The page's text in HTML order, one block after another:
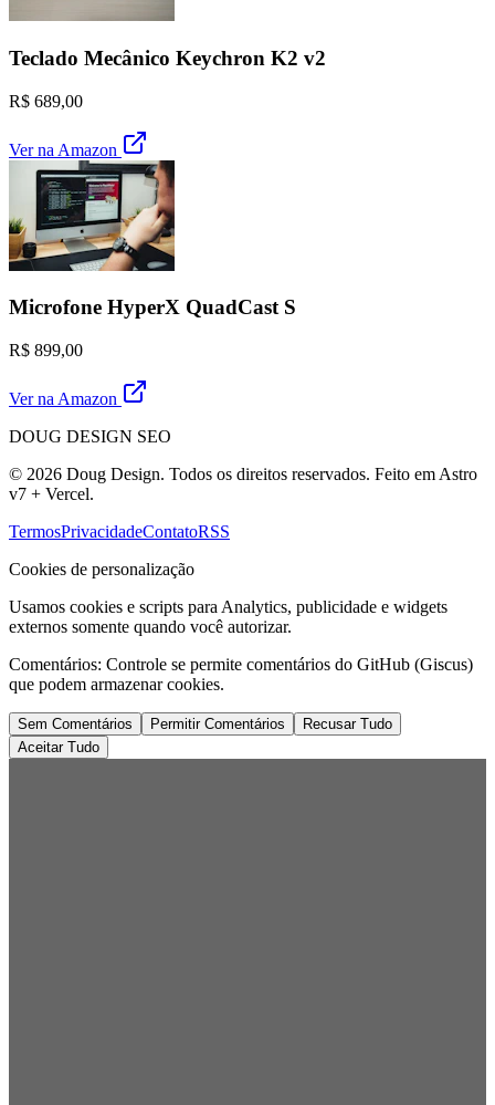
Teclado Mecânico Keychron K2 v2
R$ 689,00
Ver na Amazon
Microfone HyperX QuadCast S
R$ 899,00
Ver na Amazon
DOUG DESIGN SEO
© 2026 Doug Design. Todos os direitos reservados. Feito em Astro
v7 + Vercel.
TermosPrivacidadeContatoRSS
Cookies de personalização
Usamos cookies e scripts para Analytics, publicidade e widgets
externos somente quando você autorizar.
Comentários: Controle se permite comentários do GitHub (Giscus)
que podem armazenar cookies.
Sem Comentários Permitir Comentários
Recusar Tudo
Aceitar Tudo